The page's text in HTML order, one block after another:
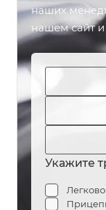
наших
нашем сайт
Укажите